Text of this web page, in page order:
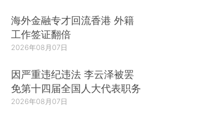
海外金融专才回流香港 外籍
工作签证翻倍
2026年08月07日
因严重违纪违法 李云泽被罢
免第十四届全国人大代表职务
2026年08月07日